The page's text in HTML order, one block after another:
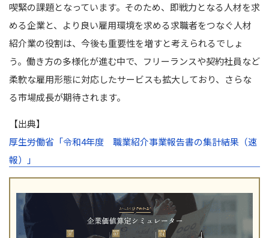
喫緊の課題となっています。そのため、即戦力となる人材を求
める企業と、より良い雇用環境を求める求職者をつなぐ人材
紹介業の役割は、今後も重要性を増すと考えられるでしょ
う。働き方の多様化が進む中で、フリーランスや契約社員など
柔軟な雇用形態に対応したサービスも拡大しており、さらな
る市場成長が期待されます。
【出典】
厚生労働省「令和4年度 職業紹介事業報告書の集計結果（速
報）」